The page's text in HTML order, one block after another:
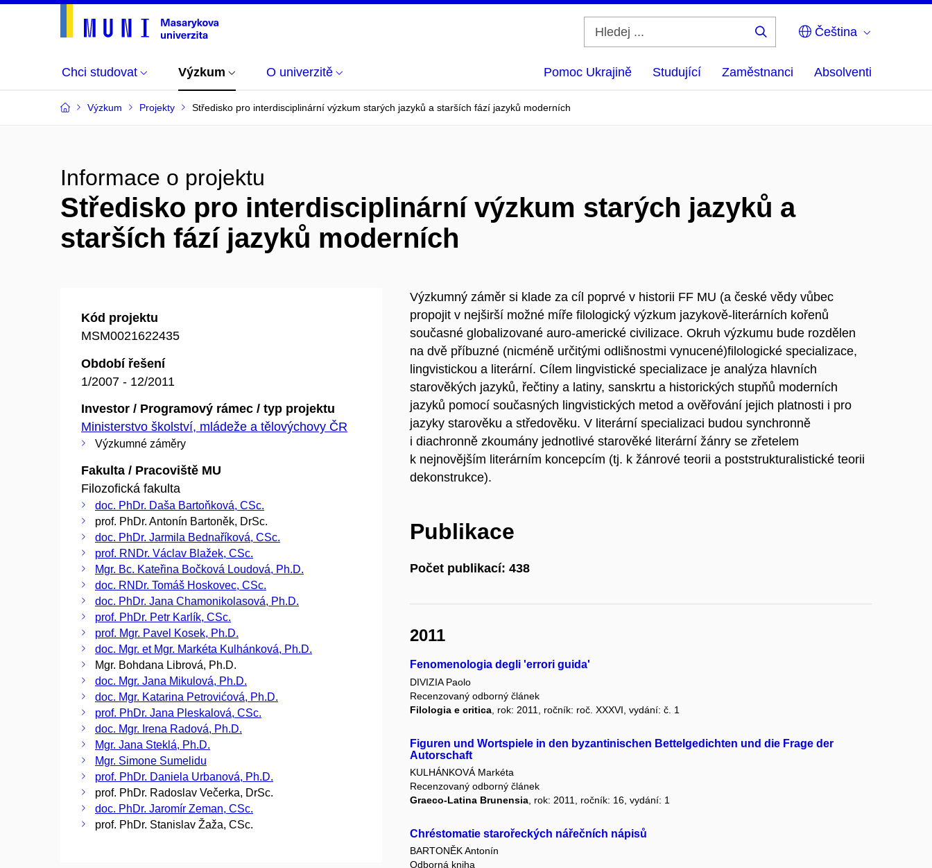
Čeština
Chci studovat Výzkum O univerzitě Pomoc Ukrajině Studující Zaměstnanci Absolventi
Výzkum Projekty Středisko pro interdisciplinární výzkum starých jazyků a starších fází jazyků moderních
Informace o projektu
Středisko pro interdisciplinární výzkum starých jazyků a
starších fází jazyků moderních
Kód projektu
MSM0021622435
Období řešení
1/2007 - 12/2011
Investor / Programový rámec / typ projektu
Ministerstvo školství, mládeže a tělovýchovy ČR
Výzkumné záměry
Fakulta / Pracoviště MU
Filozofická fakulta
doc. PhDr. Daša Bartoňková, CSc.
prof. PhDr. Antonín Bartoněk, DrSc.
doc. PhDr. Jarmila Bednaříková, CSc.
prof. RNDr. Václav Blažek, CSc.
Mgr. Bc. Kateřina Bočková Loudová, Ph.D.
doc. RNDr. Tomáš Hoskovec, CSc.
doc. PhDr. Jana Chamonikolasová, Ph.D.
prof. PhDr. Petr Karlík, CSc.
prof. Mgr. Pavel Kosek, Ph.D.
doc. Mgr. et Mgr. Markéta Kulhánková, Ph.D.
Mgr. Bohdana Librová, Ph.D.
doc. Mgr. Jana Mikulová, Ph.D.
doc. Mgr. Katarina Petrovićová, Ph.D.
prof. PhDr. Jana Pleskalová, CSc.
doc. Mgr. Irena Radová, Ph.D.
Mgr. Jana Steklá, Ph.D.
Mgr. Simone Sumelidu
prof. PhDr. Daniela Urbanová, Ph.D.
prof. PhDr. Radoslav Večerka, DrSc.
doc. PhDr. Jaromír Zeman, CSc.
prof. PhDr. Stanislav Žaža, CSc.
Výzkumný záměr si klade za cíl poprvé v historii FF MU (a české vědy vůbec
propojit v nejširší možné míře filologický výzkum jazykově-literárních kořenů
současné globalizované auro-americké civilizace. Okruh výzkumu bude rozdělen
na dvě příbuzné (nicméně určitými odlišnostmi vynucené)filologické specializace,
lingvistickou a literární. Cílem lingvistické specializace je analýza hlavních
starověkých jazyků, řečtiny a latiny, sanskrtu a historických stupňů moderních
jazyků pomocí současných lingvistických metod a ověřování jejich platnosti i pro
jazyky starověku a středověku. V literární specializaci budou synchronně
i diachronně zkoumány jednotlivé starověké literární žánry se zřetelem
k nejnovějším literárním koncepcím (tj. k žánrové teorii a poststrukturalistické teorii
dekonstrukce).
Publikace
Počet publikací: 438
2011
Fenomenologia degli 'errori guida'
DIVIZIA Paolo
Recenzovaný odborný článek
Filologia e critica , rok: 2011, ročník: roč. XXXVI, vydání: č. 1
Figuren und Wortspiele in den byzantinischen Bettelgedichten und die Frage der
Autorschaft
KULHÁNKOVÁ Markéta
Recenzovaný odborný článek
Graeco-Latina Brunensia , rok: 2011, ročník: 16, vydání: 1
Chréstomatie starořeckých nářečních nápisů
BARTONĚK Antonín
Odborná kniha